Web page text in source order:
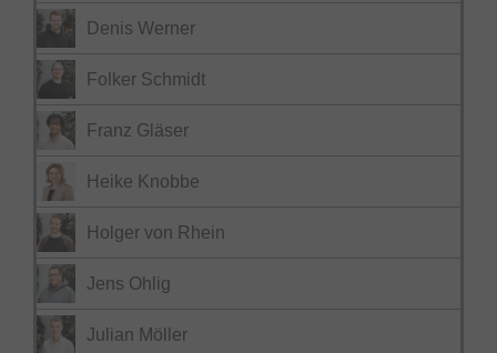
Denis Werner
Folker Schmidt
Franz Gläser
Heike Knobbe
Holger von Rhein
Jens Ohlig
Julian Möller